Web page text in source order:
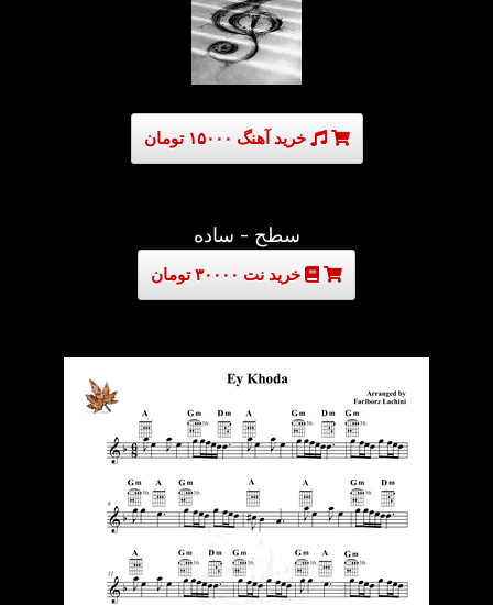
خرید آهنگ ۱۵۰۰۰ تومان
سطح - ساده
خرید نت ۳۰۰۰۰ تومان